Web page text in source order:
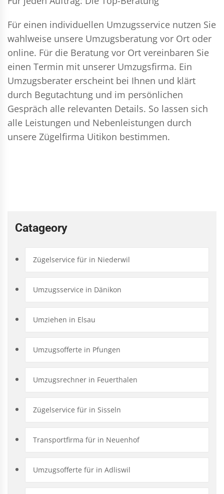
Für einen individuellen Umzugsservice nutzen Sie
wahlweise unsere Umzugsberatung vor Ort oder
online. Für die Beratung vor Ort vereinbaren Sie
einen Termin mit unserer Umzugsfirma. Ein
Umzugsberater erscheint bei Ihnen und klärt
durch Begutachtung und im persönlichen
Gespräch alle relevanten Details. So lassen sich
alle Leistungen und Nebenleistungen durch
unsere Zügelfirma Uitikon bestimmen.
Catageory
Zügelservice für in Niederwil
Umzugsservice in Dänikon
Umziehen in Elsau
Umzugsofferte in Pfungen
Umzugsrechner in Feuerthalen
Zügelservice für in Sisseln
Transportfirma für in Neuenhof
Umzugsofferte für in Adliswil